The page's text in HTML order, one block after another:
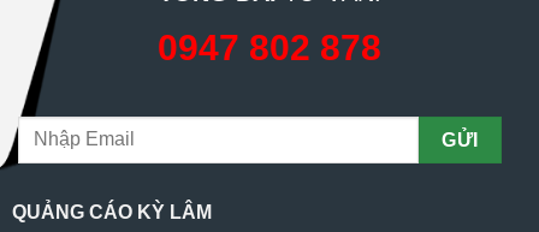
0947 802 878
QUẢNG CÁO KỲ LÂM